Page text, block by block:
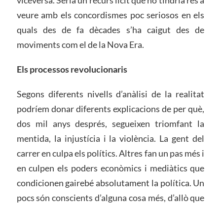
veure amb els concordismes poc seriosos en els
quals des de fa dècades s’ha caigut des de
moviments com el de la Nova Era.
Els processos revolucionaris
Segons diferents nivells d’anàlisi de la realitat
podríem donar diferents explicacions de per què,
dos mil anys després, segueixen triomfant la
mentida, la injustícia i la violència. La gent del
carrer en culpa els polítics. Altres fan un pas més i
en culpen els poders econòmics i mediàtics que
condicionen gairebé absolutament la política. Un
pocs són conscients d’alguna cosa més, d’allò que